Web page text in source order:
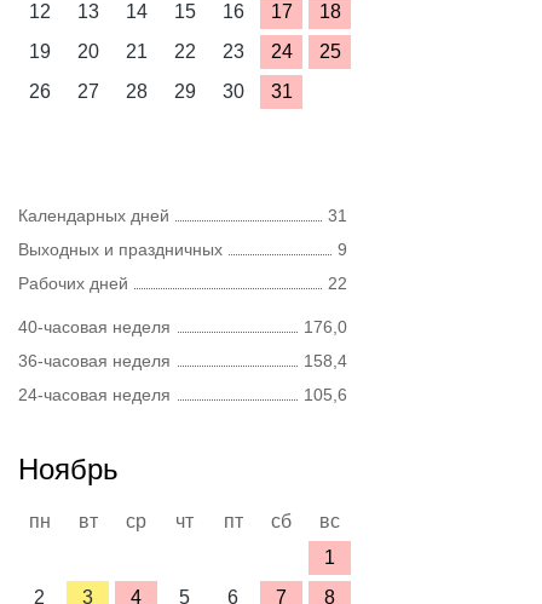
12
13 14 15 16 17
18
19
20 21 22 23 24
25
26
27 28 29 30 31
Календарных дней
31
Выходных и праздничных
9
Рабочих дней
22
40-часовая неделя
176,0
36-часовая неделя
158,4
24-часовая неделя
105,6
Ноябрь
пн вт ср чт пт сб
вс
1
2
3 4 5 6 7 8